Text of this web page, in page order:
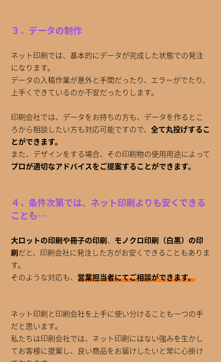
３．データの制作
ネット印刷では、基本的にデータが完成した状態での発注
になります。
データの入稿作業が意外と手間だったり、エラーがでたり、
上手くできているのか不安だったりします。
印刷会社では、データをお持ちの方も、データを作るとこ
ろから相談したい方も対応可能ですので、 全て丸投げするこ
とができます。
また、デザインをする場合、その印刷物の使用用途によって
プロが適切なアドバイスをご提案することができます。
４．条件次第では、ネット印刷よりも安くできる
ことも…
大ロットの印刷や冊子の印刷、 モノクロ印刷（白黒）の印
刷だと、印刷会社に発注した方がお安くできることもありま
す。
そのような対応も、 営業担当者にてご相談ができます。
ネット印刷と印刷会社を上手に使い分けることも一つの手
だと思います。
私たちは印刷会社では、ネット印刷にはない強みを生かし
てお客様に提案し、良い商品をお届けしたいと常に心掛け